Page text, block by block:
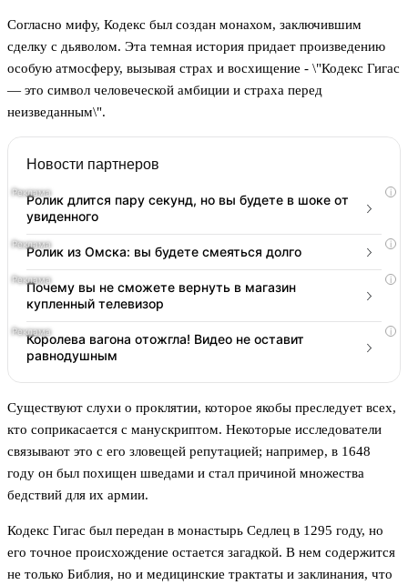
Согласно мифу, Кодекс был создан монахом, заключившим
сделку с дьяволом. Эта темная история придает произведению
особую атмосферу, вызывая страх и восхищение - \"Кодекс Гигас
— это символ человеческой амбиции и страха перед
неизведанным\".
Новости партнеров
i
Ролик длится пару секунд, но вы будете в шоке от
увиденного
i
Ролик из Омска: вы будете смеяться долго
i
Почему вы не сможете вернуть в магазин
купленный телевизор
i
Королева вагона отожгла! Видео не оставит
равнодушным
Существуют слухи о проклятии, которое якобы преследует всех,
кто соприкасается с манускриптом. Некоторые исследователи
связывают это с его зловещей репутацией; например, в 1648
году он был похищен шведами и стал причиной множества
бедствий для их армии.
Кодекс Гигас был передан в монастырь Седлец в 1295 году, но
его точное происхождение остается загадкой. В нем содержится
не только Библия, но и медицинские трактаты и заклинания, что